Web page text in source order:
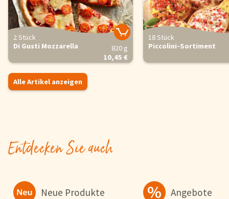
2 Stück
Di Gusti Mozzarella
820 g
10,45 €
18 Stück
Piccolini-Sortiment
Alle Artikel anzeigen
Entdecken Sie auch
Neue Produkte Angebote